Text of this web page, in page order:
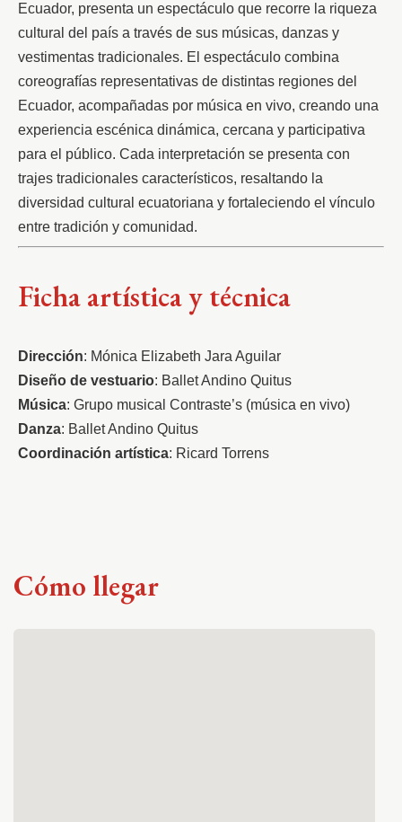
Ecuador, presenta un espectáculo que recorre la riqueza
cultural del país a través de sus músicas, danzas y
vestimentas tradicionales. El espectáculo combina
coreografías representativas de distintas regiones del
Ecuador, acompañadas por música en vivo, creando una
experiencia escénica dinámica, cercana y participativa
para el público. Cada interpretación se presenta con
trajes tradicionales característicos, resaltando la
diversidad cultural ecuatoriana y fortaleciendo el vínculo
entre tradición y comunidad.
Ficha artística y técnica
Dirección: Mónica Elizabeth Jara Aguilar
Diseño de vestuario: Ballet Andino Quitus
Música: Grupo musical Contraste’s (música en vivo)
Danza: Ballet Andino Quitus
Coordinación artística: Ricard Torrens
Cómo llegar